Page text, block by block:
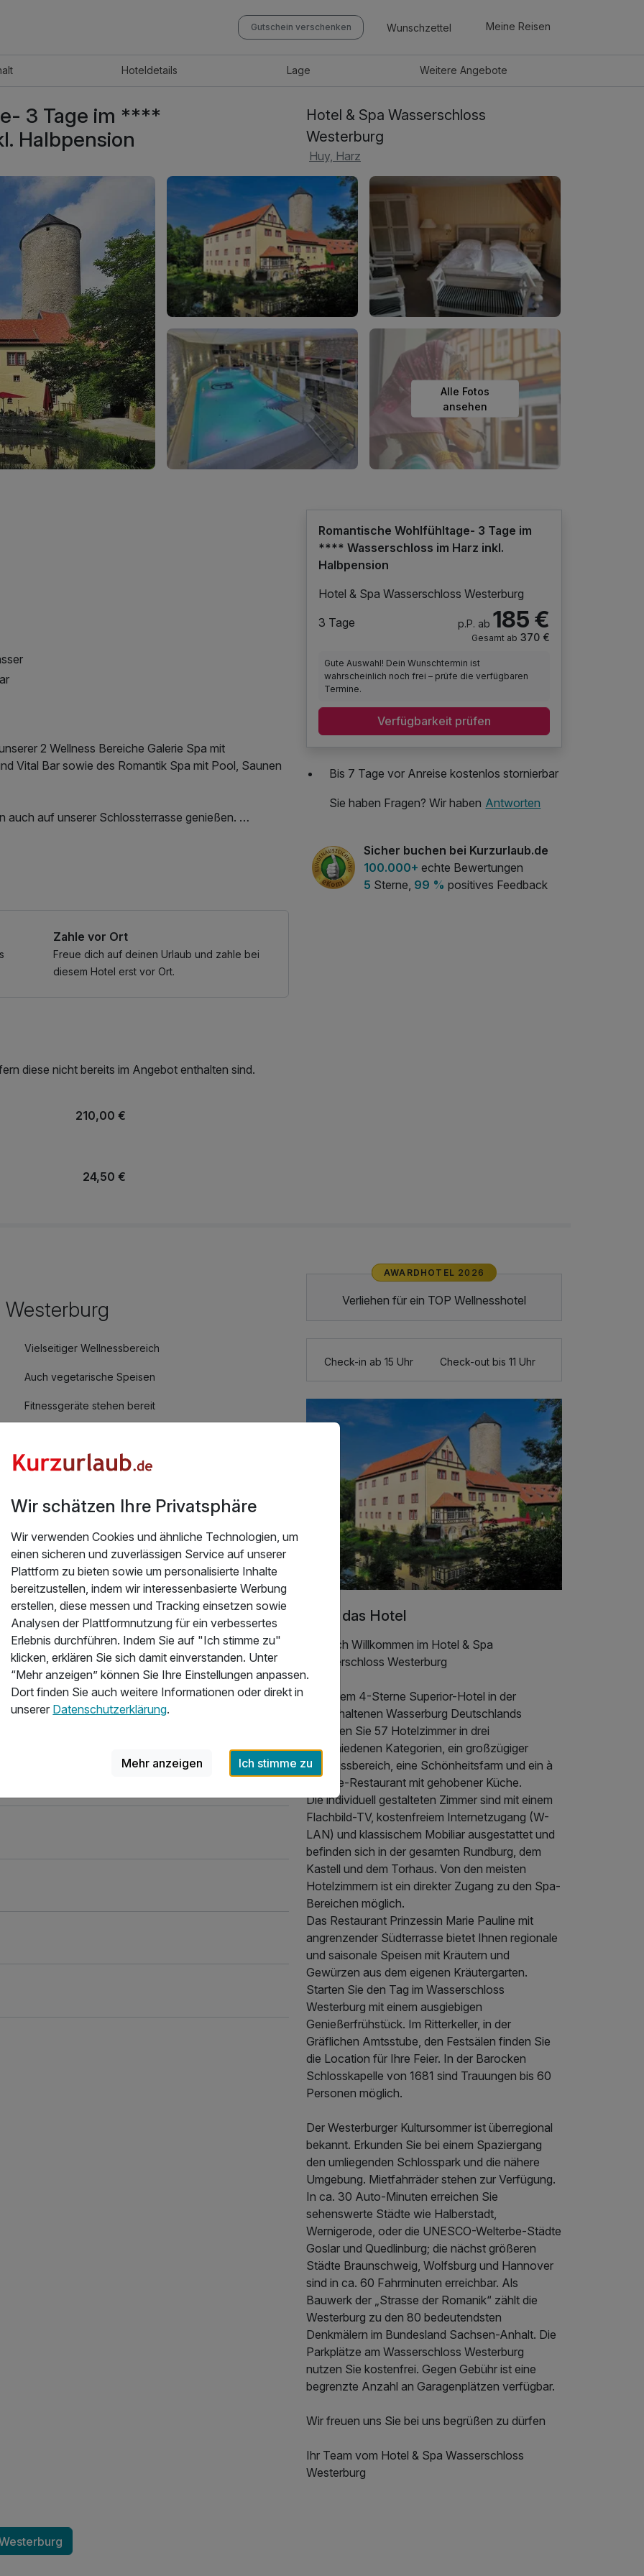
Gutschein verschenken Wunschzettel Meine Reisen
Hoteldetails Lage WeitereAngebote
3 Tage im ****
Halbpension
Hotel & Spa Wasserschloss
Westerburg
Huy, Harz
Alle Fotos
ansehen
2 Wellness Bereiche Galerie Spa mit
Vital Bar sowie des Romantik Spa mit Pool, Saunen
auch auf unserer Schlossterrasse genießen.
Walker, Radfahrer und Reiter. Wer sich abseits
ist im Huy genau richtig. Die Hänge des
Leihbademantel, Parkplatz, Nutzung des
Zahle vor Ort
Freue dich auf deinen Urlaub und zahle bei
diesem Hotel erst vor Ort.
diese nicht bereits im Angebot enthalten sind.
210,00 €
24,50 €
Romantische Wohlfühltage- 3 Tage im
**** Wasserschloss im Harz inkl.
Halbpension
Hotel & Spa Wasserschloss Westerburg
3 Tage
p.P. ab 185 €
Gesamt ab 370 €
Gute Auswahl! Dein Wunschtermin ist
wahrscheinlich noch frei – prüfe die verfügbaren
Termine.
Verfügbarkeit prüfen
Bis 7 Tage vor Anreise kostenlos stornierbar
Sie haben Fragen? Wir haben Antworten
Sicher buchen bei Kurzurlaub.de
100.000+ echte Bewertungen
5 Sterne, 99 % positives Feedback
Westerburg
Vielseitiger Wellnessbereich
Auch vegetarische Speisen
Fitnessgeräte stehen bereit
Wasserschloss im Harz inkl. Halbpension
Hat uns sehr gut gefallen. Vor allem der Pool war
AWARDHOTEL 2026
Verliehen für ein TOP Wellnesshotel
Check-in ab 15 Uhr Check-out bis 11 Uhr
Über das Hotel
Herzlich Willkommen im Hotel & Spa
Wasserschloss Westerburg
In diesem 4-Sterne Superior-Hotel in der
besterhaltenen Wasserburg Deutschlands
erwarten Sie 57 Hotelzimmer in drei
verschiedenen Kategorien, ein großzügiger
Wellnessbereich, eine Schönheitsfarm und ein à
la carte-Restaurant mit gehobener Küche.
Die individuell gestalteten Zimmer sind mit einem
Flachbild-TV, kostenfreiem Internetzugang (W-
LAN) und klassischem Mobiliar ausgestattet und
befinden sich in der gesamten Rundburg, dem
Kastell und dem Torhaus. Von den meisten
Hotelzimmern ist ein direkter Zugang zu den Spa-
Bereichen möglich.
Das Restaurant Prinzessin Marie Pauline mit
angrenzender Südterrasse bietet Ihnen regionale
und saisonale Speisen mit Kräutern und
Gewürzen aus dem eigenen Kräutergarten.
Starten Sie den Tag im Wasserschloss
Westerburg mit einem ausgiebigen
Genießerfrühstück. Im Ritterkeller, in der
Gräflichen Amtsstube, den Festsälen finden Sie
die Location für Ihre Feier. In der Barocken
Schlosskapelle von 1681 sind Trauungen bis 60
Personen möglich.
Der Westerburger Kultursommer ist überregional
bekannt. Erkunden Sie bei einem Spaziergang
den umliegenden Schlosspark und die nähere
Umgebung. Mietfahrräder stehen zur Verfügung.
In ca. 30 Auto-Minuten erreichen Sie
sehenswerte Städte wie Halberstadt,
Wernigerode, oder die UNESCO-Welterbe-Städte
Goslar und Quedlinburg; die nächst größeren
Städte Braunschweig, Wolfsburg und Hannover
sind in ca. 60 Fahrminuten erreichbar. Als
Bauwerk der „Strasse der Romanik“ zählt die
Westerburg zu den 80 bedeutendsten
Denkmälern im Bundesland Sachsen-Anhalt. Die
Parkplätze am Wasserschloss Westerburg
nutzen Sie kostenfrei. Gegen Gebühr ist eine
begrenzte Anzahl an Garagenplätzen verfügbar.
Wir freuen uns Sie bei uns begrüßen zu dürfen
Ihr Team vom Hotel & Spa Wasserschloss
Westerburg
Wir schätzen Ihre Privatsphäre
Wir verwenden Cookies und ähnliche Technologien, um
einen sicheren und zuverlässigen Service auf unserer
Plattform zu bieten sowie um personalisierte Inhalte
bereitzustellen, indem wir interessenbasierte Werbung
erstellen, diese messen und Tracking einsetzen sowie
Analysen der Plattformnutzung für ein verbessertes
Erlebnis durchführen. Indem Sie auf "Ich stimme zu"
klicken, erklären Sie sich damit einverstanden. Unter
“Mehr anzeigen” können Sie Ihre Einstellungen anpassen.
Dort finden Sie auch weitere Informationen oder direkt in
unserer Datenschutzerklärung.
Mehr anzeigen Ich stimme zu